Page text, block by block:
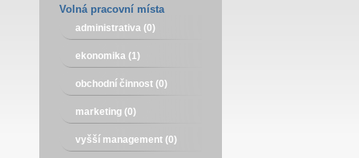
Volná pracovní místa
administrativa (0)
ekonomika (1)
obchodní činnost (0)
marketing (0)
vyšší management (0)